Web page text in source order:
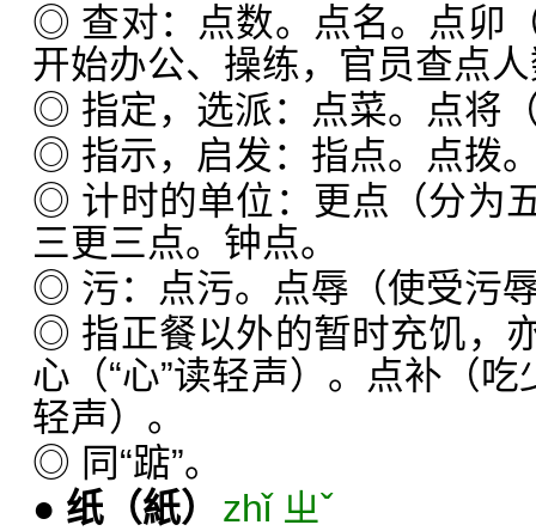
◎ 查对：点数。点名。点卯
开始办公、操练，官员查点
◎ 指定，选派：点菜。点将
◎ 指示，启发：指点。点拨
◎ 计时的单位：更点（分为
三更三点。钟点。
◎ 污：点污。点辱（使受污
◎ 指正餐以外的暂时充饥，
心（“心”读轻声）。点补（
轻声）。
◎ 同“踮”。
● 纸 （紙）
zhǐ ㄓˇ